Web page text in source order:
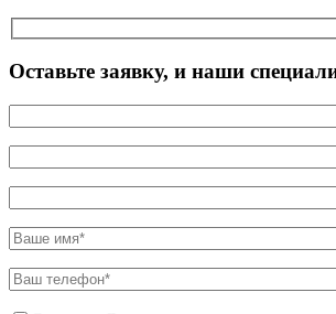
Оставьте заявку, и наши